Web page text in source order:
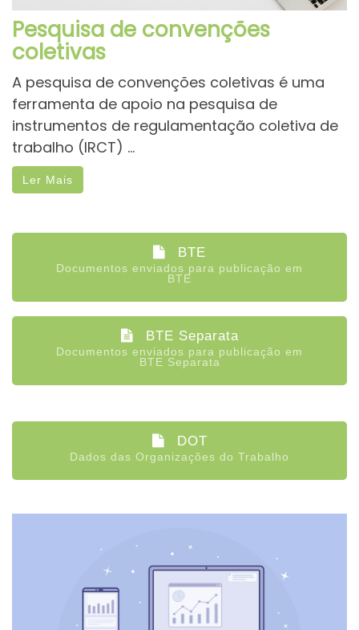
Pesquisa de convenções
coletivas
A pesquisa de convenções coletivas é uma
ferramenta de apoio na pesquisa de
instrumentos de regulamentação coletiva de
trabalho (IRCT) ...
Ler Mais
BTE
Documentos enviados para publicação em
BTE
BTE Separata
Documentos enviados para publicação em
BTE Separata
DOT
Dados das Organizações do Trabalho